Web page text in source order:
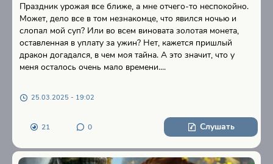
Праздник урожая все ближе, а мне отчего-то неспокойно.
Может, дело все в том незнакомце, что явился ночью и
слопал мой суп? Или во всем виновата золотая монета,
оставленная в уплату за ужин? Нет, кажется пришлый
дракон догадался, в чем моя тайна. А это значит, что у
меня осталось очень мало времени....
25.03.2025 - 19:02
21 0 Слушать